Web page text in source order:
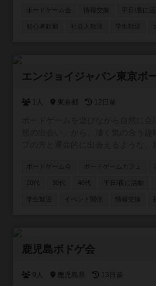
軽量〜中量級でメジャー作品よりは
なのが好き。 ちなみにボードゲー
ボードゲーム会 情報交換 平日/昼に活
初心者歓迎 社会人歓迎 学生歓迎
エンジョイジャパン東京ボ
1人 東京都 12日前
企画しています✨ 公式ペー
ボードゲーム会 ボードゲームカフェ
20代 30代 40代 平日/夜に活動
学生歓迎 イベント関係 情報交換
鹿児島ボドゲ会
9人 鹿児島県 13日前